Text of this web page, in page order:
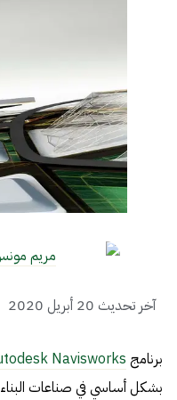
مريم
آخر تحديث 20 أبريل 2020
برنامج Navisworks
بشكل أساسي في صناعات البناء